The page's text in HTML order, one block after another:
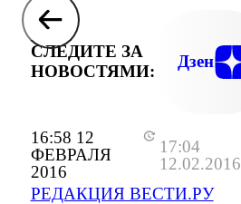
16:58 12
ФЕВРАЛЯ
2016
17:04
12.02.2016
РЕДАКЦИЯ ВЕСТИ.РУ
СЛЕДИТЕ ЗА
НОВОСТЯМИ:
Дзен